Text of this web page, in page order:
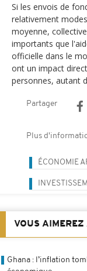
Si les envois de
relativement
moyenne,
importants que
officielle dans le
ont un impact
personnes, autant
Partager
Plus
ÉCONOMIE
VOUS AIMEREZ
Ghana : l’inflation